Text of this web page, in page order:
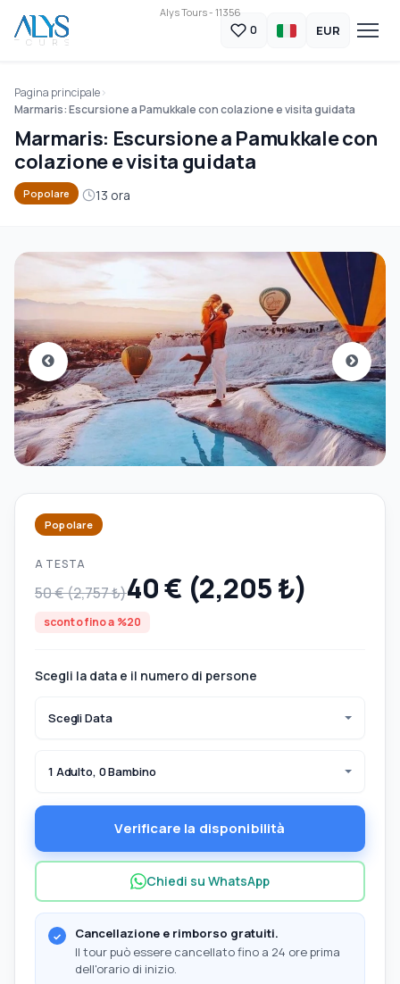
Alys Tours - 11356
0 EUR
Pagina principale
Marmaris: Escursione a Pamukkale con colazione e visita guidata
Marmaris: Escursione a Pamukkale con
colazione e visita guidata
Popolare 13 ora
Popolare
A TESTA
50 € (2,757 ₺)40 € (2,205 ₺)
sconto fino a %20
Scegli la data e il numero di persone
Scegli Data
1 Adulto, 0 Bambino
Verificare la disponibilità
Chiedi su WhatsApp
Cancellazione e rimborso gratuiti.
Il tour può essere cancellato fino a 24 ore prima
dell'orario di inizio.